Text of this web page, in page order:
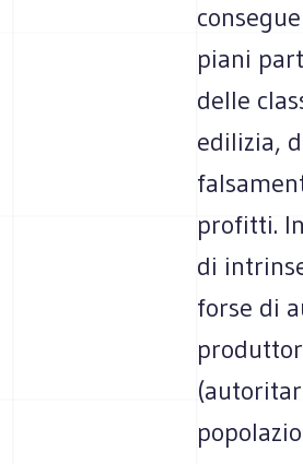
piani
delle
edilizia,
profitti.
di
forse di